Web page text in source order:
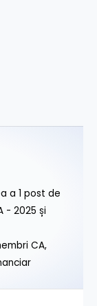
a 1 post de
- 2025 și
CA,